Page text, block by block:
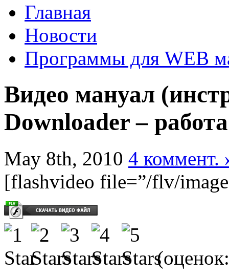
Главная
Новости
Программы для WEB
Видео мануал
Downloader –
May 8th, 2010 4 коммент.
[flashvideo file=”/flv/